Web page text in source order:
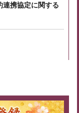
連携協定に関する